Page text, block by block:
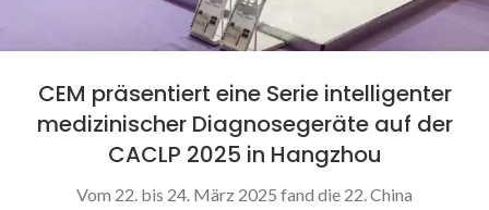
CEM präsentiert eine Serie intelligenter
medizinischer Diagnosegeräte auf der
CACLP 2025 in Hangzhou
Vom 22. bis 24. März 2025 fand die 22. China